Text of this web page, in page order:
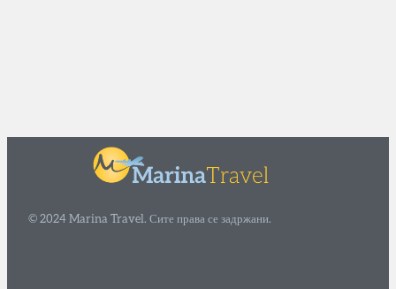
© 2024 Marina Travel. Сите права се задржани.